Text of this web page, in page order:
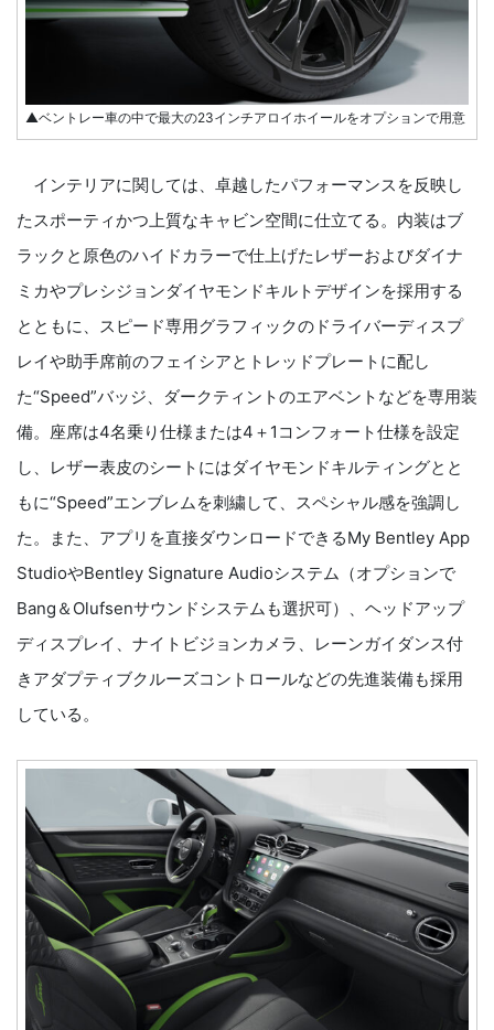
▲ベントレー車の中で最大の23インチアロイホイールをオプションで用意
インテリアに関しては、卓越したパフォーマンスを反映し
たスポーティかつ上質なキャビン空間に仕立てる。内装はブ
ラックと原色のハイドカラーで仕上げたレザーおよびダイナ
ミカやプレシジョンダイヤモンドキルトデザインを採用する
とともに、スピード専用グラフィックのドライバーディスプ
レイや助手席前のフェイシアとトレッドプレートに配し
た“Speed”バッジ、ダークティントのエアベントなどを専用装
備。座席は4名乗り仕様または4＋1コンフォート仕様を設定
し、レザー表皮のシートにはダイヤモンドキルティングとと
もに“Speed”エンブレムを刺繍して、スペシャル感を強調し
た。また、アプリを直接ダウンロードできるMy Bentley App
StudioやBentley Signature Audioシステム（オプションで
Bang＆Olufsenサウンドシステムも選択可）、ヘッドアップ
ディスプレイ、ナイトビジョンカメラ、レーンガイダンス付
きアダプティブクルーズコントロールなどの先進装備も採用
している。